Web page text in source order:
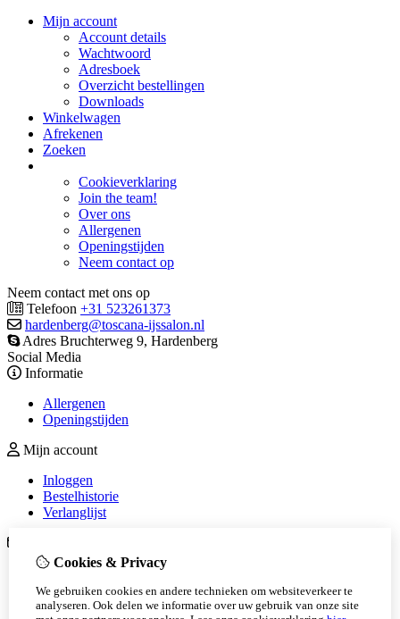
Mijn account
Account details
Wachtwoord
Adresboek
Overzicht bestellingen
Downloads
Winkelwagen
Afrekenen
Zoeken
Cookieverklaring
Join the team!
Over ons
Allergenen
Openingstijden
Neem contact op
Neem contact met ons op
Telefoon +31 523261373
hardenberg@toscana-ijssalon.nl
Adres Bruchterweg 9, Hardenberg
Social Media
Informatie
Allergenen
Openingstijden
Mijn account
Inloggen
Bestelhistorie
Verlanglijst
Contact
Sitemap
Join the team!
Cookies & Privacy
We gebruiken cookies en andere technieken om websiteverkeer te
analyseren. Ook delen we informatie over uw gebruik van onze site